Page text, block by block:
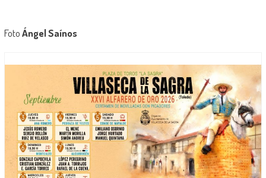
FotoÁngel Saínos